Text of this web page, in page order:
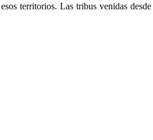
territorios. Las tribus venidas